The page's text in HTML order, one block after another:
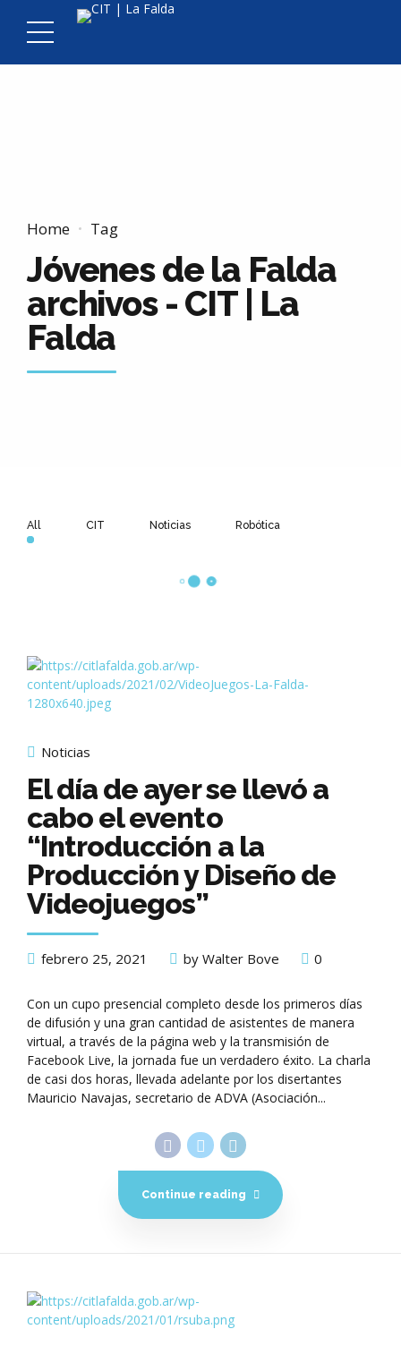
Home Tag
Jóvenes de la Falda
archivos - CIT | La
Falda
All CIT Noticias Robótica
Noticias
El día de ayer se llevó a
cabo el evento
“Introducción a la
Producción y Diseño de
Videojuegos”
febrero 25, 2021 by Walter Bove 0
Con un cupo presencial completo desde los primeros días
de difusión y una gran cantidad de asistentes de manera
virtual, a través de la página web y la transmisión de
Facebook Live, la jornada fue un verdadero éxito. La charla
de casi dos horas, llevada adelante por los disertantes
Mauricio Navajas, secretario de ADVA (Asociación...
Continue reading